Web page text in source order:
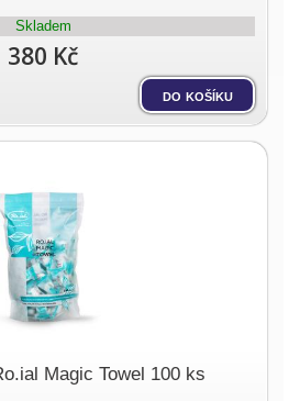
Skladem
380 Kč
do košíku
Magic Towel 100 ks